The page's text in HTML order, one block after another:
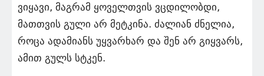
ვიყავი, მაგრამ ყოველთვის ვცდილობდი,
მათთვის გული არ მეტკინა. ძალიან ძნელია,
როცა ადამიანს უყვარხარ და შენ არ გიყვარს,
ამით გულს სტკენ.